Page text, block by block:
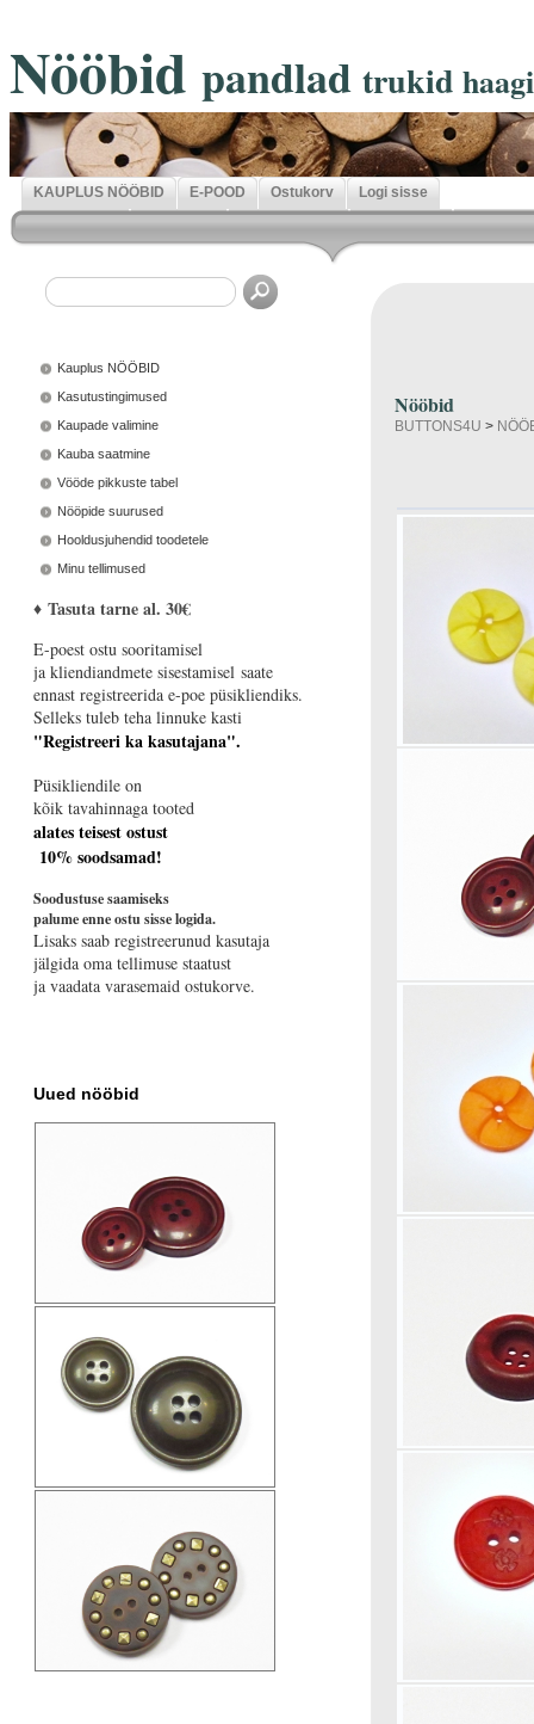
Nööbid pandlad trukid
KAUPLUS NÖÖBID E-POOD Ostukorv Logi sisse
Kauplus NÖÖBID
Kasutustingimused
Kaupade valimine
Kauba saatmine
Vööde pikkuste tabel
Nööpide suurused
Hooldusjuhendid toodetele
Minu tellimused
♦ Tasuta tarne al. 30€
E-poest ostu sooritamisel
ja kliendiandmete sisestamisel saate
ennast registreerida e-poe püsikliendiks.
Selleks tuleb teha linnuke kasti
"Registreeri ka kasutajana".
Püsikliendile on
kõik tavahinnaga tooted
alates teisest ostust
10% soodsamad!
Soodustuse saamiseks
palume enne ostu sisse logida.
Lisaks saab registreerunud kasutaja
jälgida oma tellimuse staatust
ja vaadata varasemaid ostukorve.
Uued nööbid
Nööbid
BUTTONS4U >